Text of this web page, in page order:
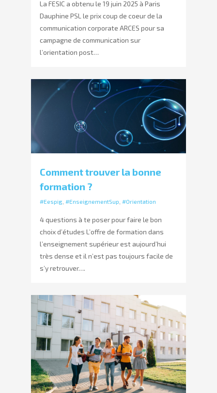
La FESIC a obtenu le 19 juin 2025 à Paris
Dauphine PSL le prix coup de coeur de la
communication corporate ARCES pour sa
campagne de communication sur
l’orientation post…
Comment trouver la bonne
formation ?
#Eespig #EnseignementSup #Orientation
4 questions à te poser pour faire le bon
choix d’études L’offre de formation dans
l’enseignement supérieur est aujourd’hui
très dense et il n’est pas toujours facile de
s’y retrouver….